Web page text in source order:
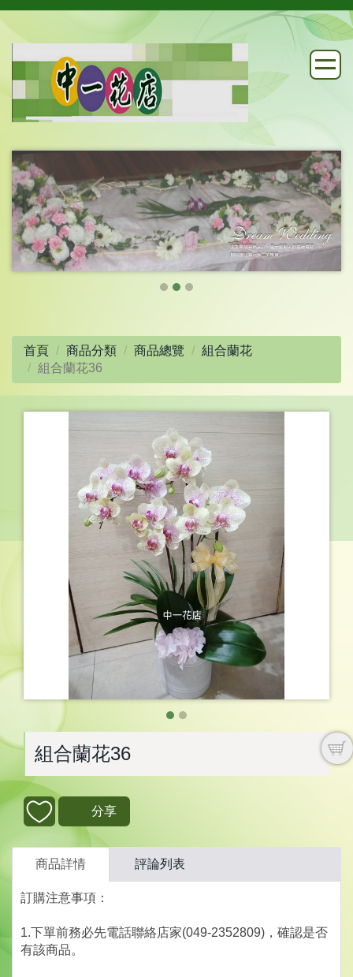
首頁 商品分類 商品總覽
組合蘭花
組合蘭花36
組合蘭花36
分享
商品詳情 評論列表
訂購注意事項：
1.下單前務必先電話聯絡店家(049-2352809)，確認是否
有該商品。